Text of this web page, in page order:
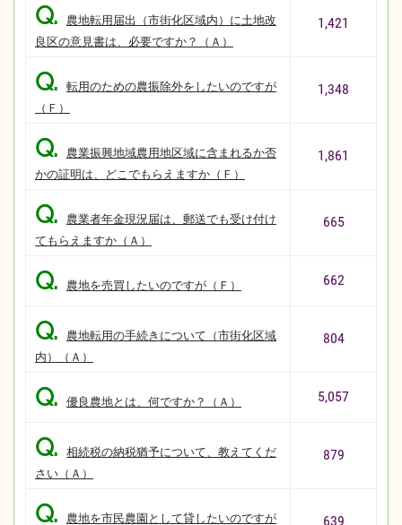
Q. 農地転用届出（市街化区域内）に土地改
良区の意見書は、必要ですか？（Ａ）
1,421
Q. 転用のための農振除外をしたいのですが
（Ｆ）
1,348
Q. 農業振興地域農用地区域に含まれるか否
かの証明は、どこでもらえますか（Ｆ）
1,861
Q. 農業者年金現況届は、郵送でも受け付け
てもらえますか（Ａ）
665
Q. 農地を売買したいのですが（Ｆ） 662
Q. 農地転用の手続きについて（市街化区域
内）（Ａ）
804
Q. 優良農地とは、何ですか？（Ａ） 5,057
Q. 相続税の納税猶予について、教えてくだ
さい（Ａ）
879
Q. 農地を市民農園として貸したいのですが
639